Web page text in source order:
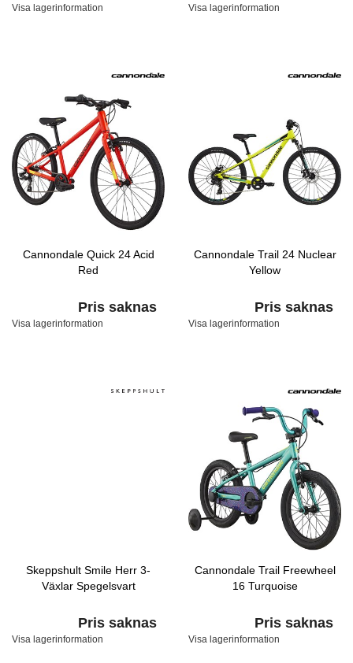
Visa lagerinformation Visa lagerinformation
Cannondale Quick 24 Acid
Red
Pris saknas
Visa lagerinformation
Cannondale Trail 24 Nuclear
Yellow
Pris saknas
Visa lagerinformation
Skeppshult Smile Herr 3-
Växlar Spegelsvart
Pris saknas
Visa lagerinformation
Cannondale Trail Freewheel
16 Turquoise
Pris saknas
Visa lagerinformation